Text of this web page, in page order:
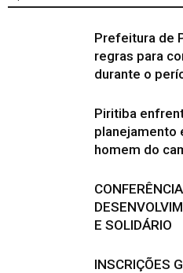
Prefeitura de
regras para
durante o
Piritiba
planejamento
homem do
E SOLIDÁRIO
INSCRIÇÕES